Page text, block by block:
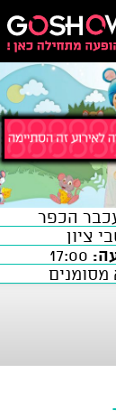
הכפר
ציון
מסומנים